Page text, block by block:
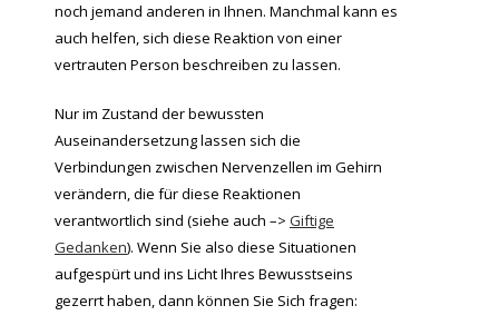
noch jemand anderen in Ihnen. Manchmal kann es
auch helfen, sich diese Reaktion von einer
vertrauten Person beschreiben zu lassen.
Nur im Zustand der bewussten
Auseinandersetzung lassen sich die
Verbindungen zwischen Nervenzellen im Gehirn
verändern, die für diese Reaktionen
verantwortlich sind (siehe auch –> Giftige
Gedanken). Wenn Sie also diese Situationen
aufgespürt und ins Licht Ihres Bewusstseins
gezerrt haben, dann können Sie Sich fragen: